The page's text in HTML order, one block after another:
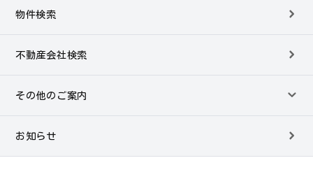
物件検索
不動産会社検索
その他のご案内
お知らせ